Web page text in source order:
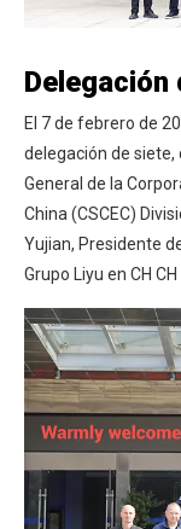
El 7 de febrero de
delegación de siete,
General de la
China (CSCEC)
Yujian, Presidente
Grupo Liyu en CH CH